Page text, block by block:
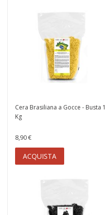
Cera Brasiliana a Gocce - Busta 1
Kg
8,90 €
ACQUISTA